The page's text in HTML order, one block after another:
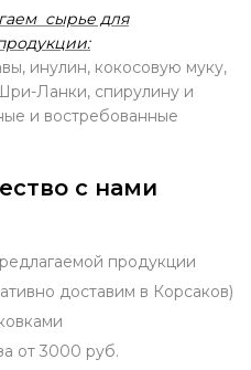
сырье для
инулин, кокосовую муку,
Ланки, спирулину и
и востребованные
с нами
продукции
доставим в Корсаков)
от 3000 руб.